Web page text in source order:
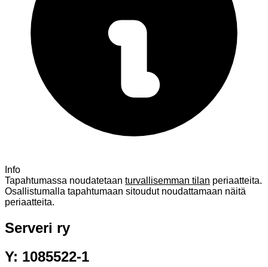
Info
Tapahtumassa noudatetaan turvallisemman tilan periaatteita.
Osallistumalla tapahtumaan sitoudut noudattamaan näitä
periaatteita.
Serveri ry
Y: 1085522-1